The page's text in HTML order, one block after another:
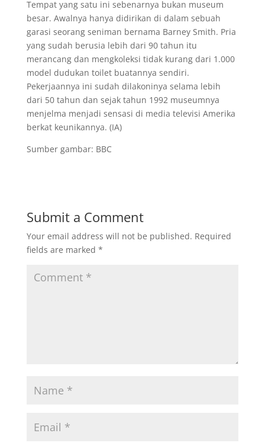
Tempat yang satu ini sebenarnya bukan museum
besar. Awalnya hanya didirikan di dalam sebuah
garasi seorang seniman bernama Barney Smith. Pria
yang sudah berusia lebih dari 90 tahun itu
merancang dan mengkoleksi tidak kurang dari 1.000
model dudukan toilet buatannya sendiri.
Pekerjaannya ini sudah dilakoninya selama lebih
dari 50 tahun dan sejak tahun 1992 museumnya
menjelma menjadi sensasi di media televisi Amerika
berkat keunikannya. (IA)
Sumber gambar: BBC
Submit a Comment
Your email address will not be published. Required
fields are marked *